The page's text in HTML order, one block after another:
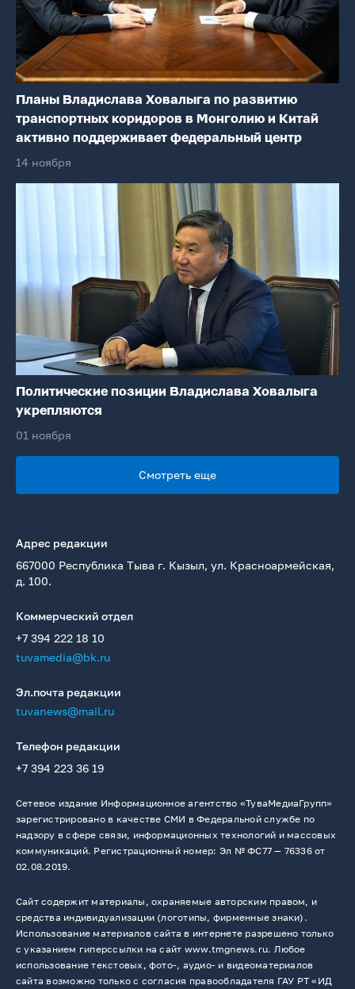
Планы Владислава Ховалыга по развитию
транспортных коридоров в Монголию и Китай
активно поддерживает федеральный центр
14 ноября
Политические позиции Владислава Ховалыга
укрепляются
01 ноября
Смотреть еще
Адрес редакции
667000 Республика Тыва г. Кызыл, ул. Красноармейская,
д. 100.
Коммерческий отдел
+7 394 222 18 10
tuvamedia@bk.ru
Эл.почта редакции
tuvanews@mail.ru
Телефон редакции
+7 394 223 36 19
Сетевое издание Информационное агентство «ТуваМедиаГрупп»
зарегистрировано в качестве СМИ в Федеральной службе по
надзору в сфере связи, информационных технологий и массовых
коммуникаций. Регистрационный номер: Эл № ФС77 — 76336 от
02.08.2019.
Сайт содержит материалы, охраняемые авторским правом, и
средства индивидуализации (логотипы, фирменные знаки).
Использование материалов сайта в интернете разрешено только
с указанием гиперссылки на сайт www.tmgnews.ru. Любое
использование текстовых, фото-, аудио- и видеоматериалов
сайта возможно только с согласия правообладателя ГАУ РТ «ИД